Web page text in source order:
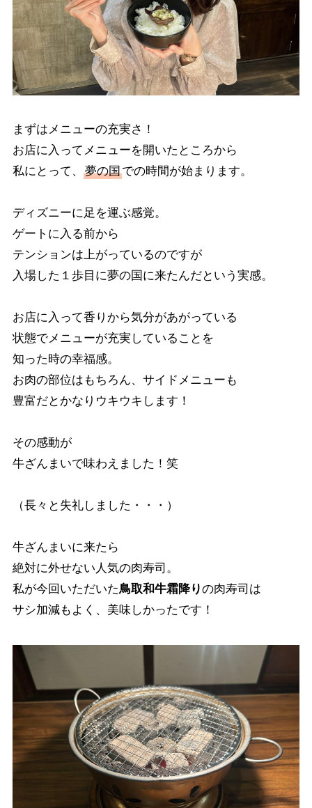
まずはメニューの充実さ！
お店に入ってメニューを開いたところから
私にとって、
夢の国での時間が始まります。
ディズニーに足を運ぶ感覚。
ゲートに入る前から
テンションは上がっているのですが
入場した１歩目に夢の国に来たんだという実感。
お店に入って香りから気分があがっている
状態でメニューが充実していることを
知った時の幸福感。
お肉の部位はもちろん、サイドメニューも
豊富だとかなりウキウキします！
その感動が
牛ざんまいで味わえました！笑
（長々と失礼しました・・・）
牛ざんまいに来たら
絶対に外せない人気の肉寿司。
私が今回いただいた鳥取和牛霜降りの肉寿司は
サシ加減もよく、美味しかったです！